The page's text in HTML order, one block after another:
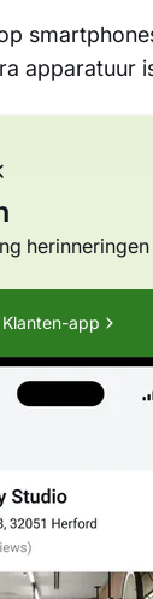
apparatuur
Klanten-app